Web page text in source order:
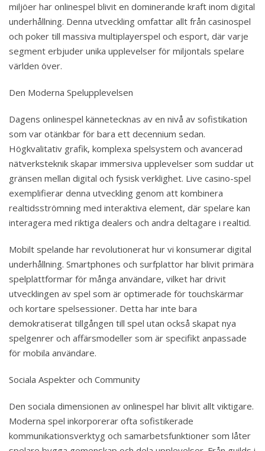
miljöer har onlinespel blivit en dominerande kraft inom digital
underhållning. Denna utveckling omfattar allt från casinospel
och poker till massiva multiplayerspel och esport, där varje
segment erbjuder unika upplevelser för miljontals spelare
världen över.
Den Moderna Spelupplevelsen
Dagens onlinespel kännetecknas av en nivå av sofistikation
som var otänkbar för bara ett decennium sedan.
Högkvalitativ grafik, komplexa spelsystem och avancerad
nätverksteknik skapar immersiva upplevelser som suddar ut
gränsen mellan digital och fysisk verklighet. Live casino-spel
exemplifierar denna utveckling genom att kombinera
realtidsströmning med interaktiva element, där spelare kan
interagera med riktiga dealers och andra deltagare i realtid.
Mobilt spelande har revolutionerat hur vi konsumerar digital
underhållning. Smartphones och surfplattor har blivit primära
spelplattformar för många användare, vilket har drivit
utvecklingen av spel som är optimerade för touchskärmar
och kortare spelsessioner. Detta har inte bara
demokratiserat tillgången till spel utan också skapat nya
spelgenrer och affärsmodeller som är specifikt anpassade
för mobila användare.
Sociala Aspekter och Community
Den sociala dimensionen av onlinespel har blivit allt viktigare.
Moderna spel inkorporerar ofta sofistikerade
kommunikationsverktyg och samarbetsfunktioner som låter